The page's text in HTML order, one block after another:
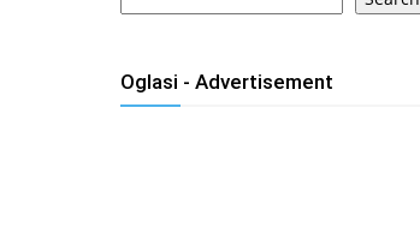
Oglasi - Advertisement